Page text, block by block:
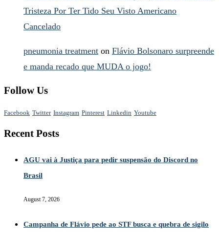
Tristeza Por Ter Tido Seu Visto Americano
Cancelado
pneumonia treatment on Flávio Bolsonaro surpreende
e manda recado que MUDA o jogo!
Follow Us
Facebook Twitter Instagram Pinterest Linkedin Youtube
Recent Posts
AGU vai à Justiça para pedir suspensão do Discord no
Brasil
August 7, 2026
Campanha de Flávio pede ao STF busca e quebra de sigilo